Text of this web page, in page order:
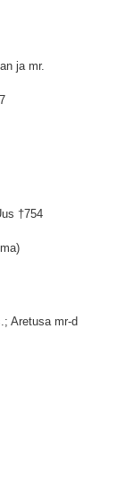
ja mr.
†754
Aretusa mr-d